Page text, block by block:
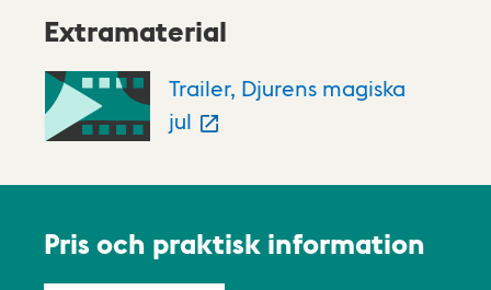
Extramaterial
Trailer, Djurens magiska
jul
Pris och praktisk information